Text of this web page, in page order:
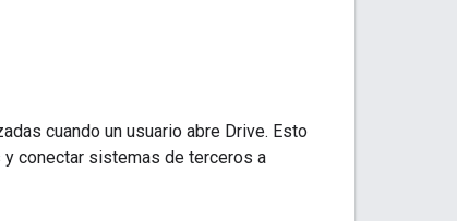
cuando un usuario abre Drive. Esto
y conectar sistemas de terceros a